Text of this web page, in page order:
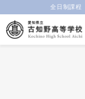
全日制課程